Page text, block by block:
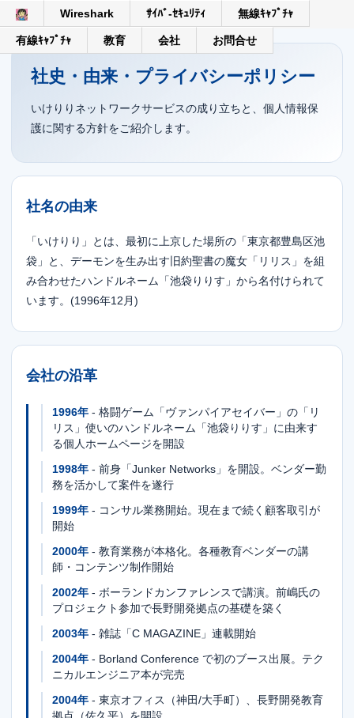
Wireshark ｻｲﾊﾞ-ｾｷｭﾘﾃｨ 無線ｷｬﾌﾟﾁｬ
有線ｷｬﾌﾟﾁｬ 教育 会社 お問合せ
社史・由来・プライバシーポリシー
いけりりネットワークサービスの成り立ちと、個人情報保
護に関する方針をご紹介します。
社名の由来
「いけりり」とは、最初に上京した場所の「東京都豊島区池
袋」と、デーモンを生み出す旧約聖書の魔女「リリス」を組
み合わせたハンドルネーム「池袋りりす」から名付けられて
います。(1996年12月)
会社の沿革
1996年 - 格闘ゲーム「ヴァンパイアセイバー」の「リ
リス」使いのハンドルネーム「池袋りりす」に由来す
る個人ホームページを開設
1998年 - 前身「Junker Networks」を開設。ベンダー勤
務を活かして案件を遂行
1999年 - コンサル業務開始。現在まで続く顧客取引が
開始
2000年 - 教育業務が本格化。各種教育ベンダーの講
師・コンテンツ制作開始
2002年 - ボーランドカンファレンスで講演。前嶋氏の
プロジェクト参加で長野開発拠点の基礎を築く
2003年 - 雑誌「C MAGAZINE」連載開始
2004年 - Borland Conference で初のブース出展。テク
ニカルエンジニア本が完売
2004年 - 東京オフィス（神田/大手町）、長野開発教育